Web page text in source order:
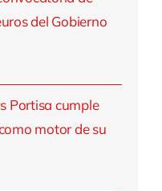
del Gobierno
Portisa cumple
motor de su